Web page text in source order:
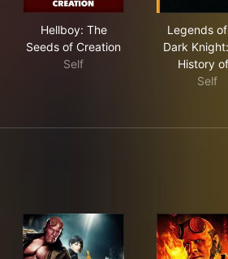
Hellboy: The
Seeds of Creation
Self
Legends
Dark
History
Self